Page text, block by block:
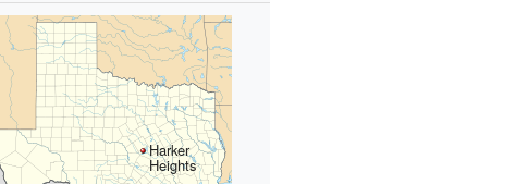
Harker
Heights